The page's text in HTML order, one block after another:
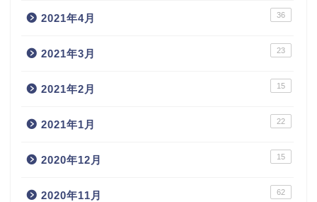
2021年4月 36
2021年3月 23
2021年2月 15
2021年1月 22
2020年12月 15
2020年11月 62